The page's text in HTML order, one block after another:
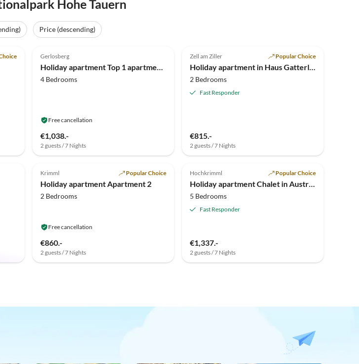
Hohe Tauern
Price (descending)
Listing
Tour
Super Host
Gerlosberg
Holiday apartment Top 1 apartment panoramic view Zillertal
4 Bedrooms
Free cancellation
€1,038.-
2 guests / 7 Nights
Zell am Ziller Popular Choice
Holiday apartment in Haus Gatterland
2 Bedrooms
Fast Responder
€815.-
2 guests / 7 Nights
Listing Top-Listing
5.0 (1)
Krimml Popular Choice
Holiday apartment Apartment 2
2 Bedrooms
Free cancellation
€860.-
2 guests / 7 Nights
Top-Listing
Hochkrimml Popular Choice
Holiday apartment Chalet in Austria for 14 person
5 Bedrooms
Fast Responder
€1,337.-
2 guests / 7 Nights